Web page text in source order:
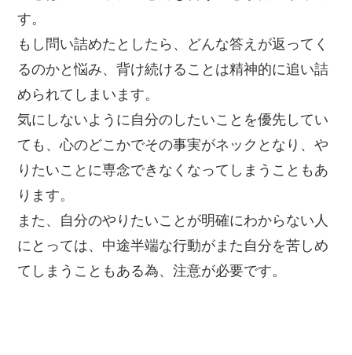
す。
もし問い詰めたとしたら、どんな答えが返ってく
るのかと悩み、背け続けることは精神的に追い詰
められてしまいます。
気にしないように自分のしたいことを優先してい
ても、心のどこかでその事実がネックとなり、や
りたいことに専念できなくなってしまうこともあ
ります。
また、自分のやりたいことが明確にわからない人
にとっては、中途半端な行動がまた自分を苦しめ
てしまうこともある為、注意が必要です。